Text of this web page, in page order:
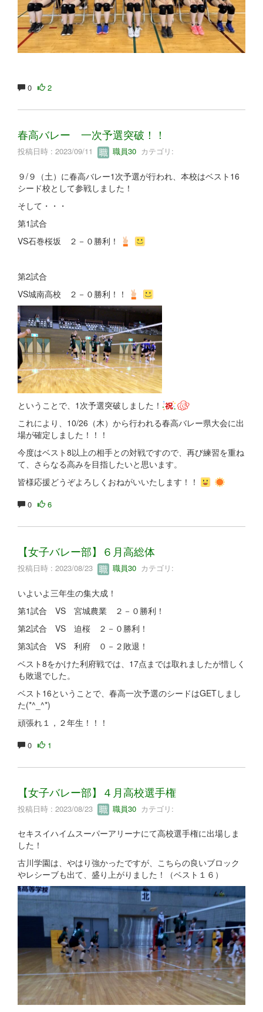
0 2
春高バレー 一次予選突破！！
投稿日時 : 2023/09/11 職員30 カテゴリ:
９/９（土）に春高バレー1次予選が行われ、本校はベスト16
シード校として参戦しました！
そして・・・
第1試合
VS石巻桜坂 ２－０勝利！
第2試合
VS城南高校 ２－０勝利！！
ということで、1次予選突破しました！
これにより、10/26（木）から行われる春高バレー県大会に出
場が確定しました！！！
今度はベスト8以上の相手との対戦ですので、再び練習を重ね
て、さらなる高みを目指したいと思います。
皆様応援どうぞよろしくおねがいいたします！！
0 6
【女子バレー部】６月高総体
投稿日時 : 2023/08/23 職員30 カテゴリ:
いよいよ三年生の集大成！
第1試合 VS 宮城農業 ２－０勝利！
第2試合 VS 迫桜 ２－０勝利！
第3試合 VS 利府 ０－２敗退！
ベスト8をかけた利府戦では、17点までは取れましたが惜しく
も敗退でした。
ベスト16ということで、春高一次予選のシードはGETしまし
た(*^_^*)
頑張れ１，２年生！！！
0 1
【女子バレー部】４月高校選手権
投稿日時 : 2023/08/23 職員30 カテゴリ:
セキスイハイムスーパーアリーナにて高校選手権に出場しま
した！
古川学園は、やはり強かったですが、こちらの良いブロック
やレシーブも出て、盛り上がりました！（ベスト１６）